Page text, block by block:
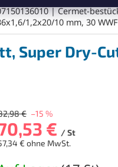
| Cermet-
1,2x20/10 mm, 30 WWF
Super Dry-
€ –15 %
€ / St
€ ohne MwSt.